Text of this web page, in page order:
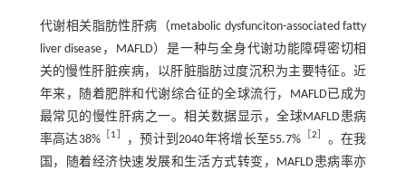
代谢相关脂肪性肝病（metabolic dysfunciton-associated fatty
liver disease，MAFLD）是一种与全身代谢功能障碍密切相
关的慢性肝脏疾病，以肝脏脂肪过度沉积为主要特征。近
年来，随着肥胖和代谢综合征的全球流行，MAFLD已成为
最常见的慢性肝病之一。相关数据显示，全球MAFLD患病
率高达38% ［1］ ，预计到2040年将增长至55.7% ［2］ 。在我
国，随着经济快速发展和生活方式转变，MAFLD患病率亦